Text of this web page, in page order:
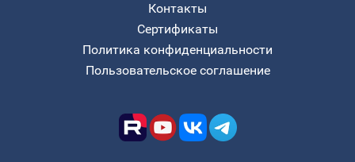
Контакты
Сертификаты
Политика конфиденциальности
Пользовательское соглашение